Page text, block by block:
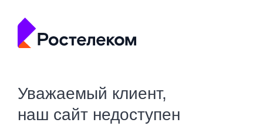
Уважаемый клиент,
наш сайт недоступен